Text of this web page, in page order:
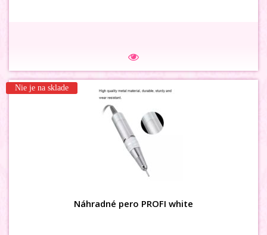
3D karusel flower s kamienkom
Nie je na sklade
Náhradné pero PROFI white